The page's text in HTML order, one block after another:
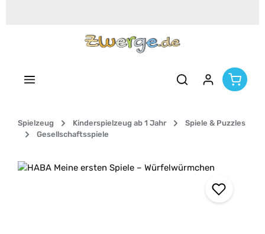
Spielzeug Kinderspielzeug ab 1 Jahr
Spiele & Puzzles
Gesellschaftsspiele
Bildergalerie überspringen